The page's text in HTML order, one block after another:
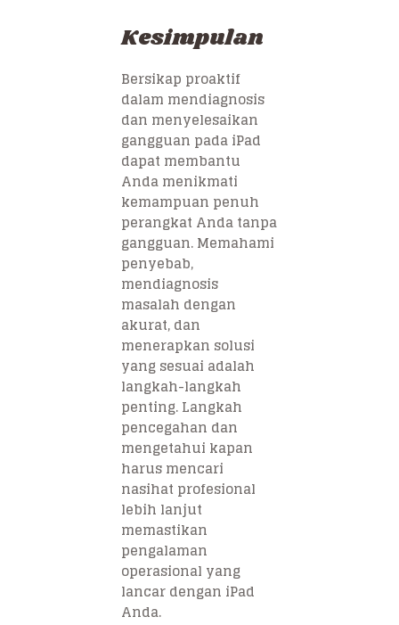
Kesimpulan
Bersikap proaktif
dalam mendiagnosis
dan menyelesaikan
gangguan pada iPad
dapat membantu
Anda menikmati
kemampuan penuh
perangkat Anda tanpa
gangguan. Memahami
penyebab,
mendiagnosis
masalah dengan
akurat, dan
menerapkan solusi
yang sesuai adalah
langkah-langkah
penting. Langkah
pencegahan dan
mengetahui kapan
harus mencari
nasihat profesional
lebih lanjut
memastikan
pengalaman
operasional yang
lancar dengan iPad
Anda.